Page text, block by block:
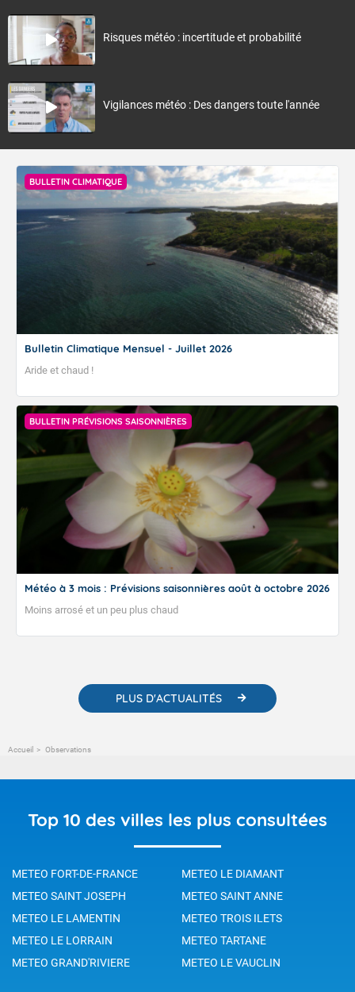
Risques météo : incertitude et probabilité
Vigilances météo : Des dangers toute l'année
BULLETIN CLIMATIQUE
Bulletin Climatique Mensuel - Juillet 2026
Aride et chaud !
BULLETIN PRÉVISIONS SAISONNIÈRES
Météo à 3 mois : Prévisions saisonnières août à octobre 2026
Moins arrosé et un peu plus chaud
PLUS D'ACTUALITÉS
Accueil Observations
Top 10 des villes les plus consultées
METEO FORT-DE-FRANCE
METEO LE DIAMANT
METEO SAINT JOSEPH
METEO SAINT ANNE
METEO LE LAMENTIN
METEO TROIS ILETS
METEO LE LORRAIN
METEO TARTANE
METEO GRAND'RIVIERE
METEO LE VAUCLIN